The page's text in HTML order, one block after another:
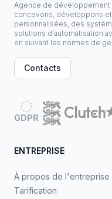
Agence de développement
concevons, développons
personnalisées, des
solutions d'automatisation
en suivant les normes de
Contacts
GDPR
ENTREPRISE
À propos de l'entreprise
Tarification